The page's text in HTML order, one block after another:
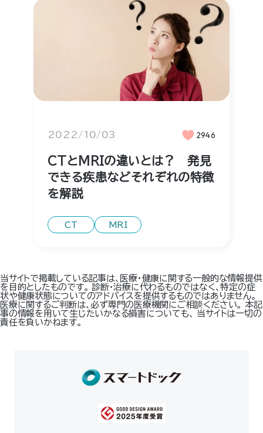
2022/10/03 2946
CTとMRIの違いとは？ 発見
できる疾患などそれぞれの特徴
を解説
CT MRI
当サイトで掲載している記事は、医療・健康に関する一般的な情報提供
を目的としたものです。 診断・治療に代わるものではなく、特定の症
状や健康状態についてのアドバイスを提供するものではありません。
医療に関するご判断は、必ず専門の医療機関にご相談ください。 本記
事の情報を用いて生じたいかなる損害についても、 当サイトは一切の
責任を負いかねます。